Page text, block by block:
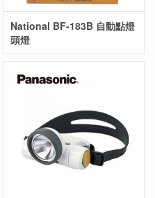
National BF-183B 自動點燈
頭燈